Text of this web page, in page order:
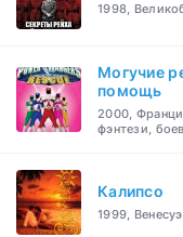
1998,
Могучие
помощь
2000,
фэнтези,
Калипсо
1999,